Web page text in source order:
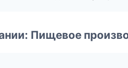
Пищевое